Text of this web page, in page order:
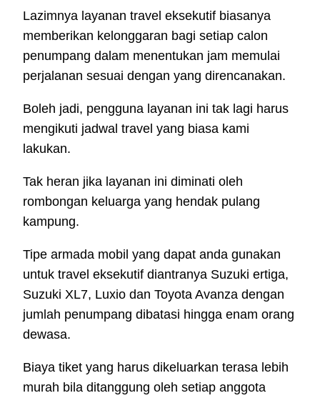
Lazimnya layanan travel eksekutif biasanya
memberikan kelonggaran bagi setiap calon
penumpang dalam menentukan jam memulai
perjalanan sesuai dengan yang direncanakan.
Boleh jadi, pengguna layanan ini tak lagi harus
mengikuti jadwal travel yang biasa kami
lakukan.
Tak heran jika layanan ini diminati oleh
rombongan keluarga yang hendak pulang
kampung.
Tipe armada mobil yang dapat anda gunakan
untuk travel eksekutif diantranya Suzuki ertiga,
Suzuki XL7, Luxio dan Toyota Avanza dengan
jumlah penumpang dibatasi hingga enam orang
dewasa.
Biaya tiket yang harus dikeluarkan terasa lebih
murah bila ditanggung oleh setiap anggota